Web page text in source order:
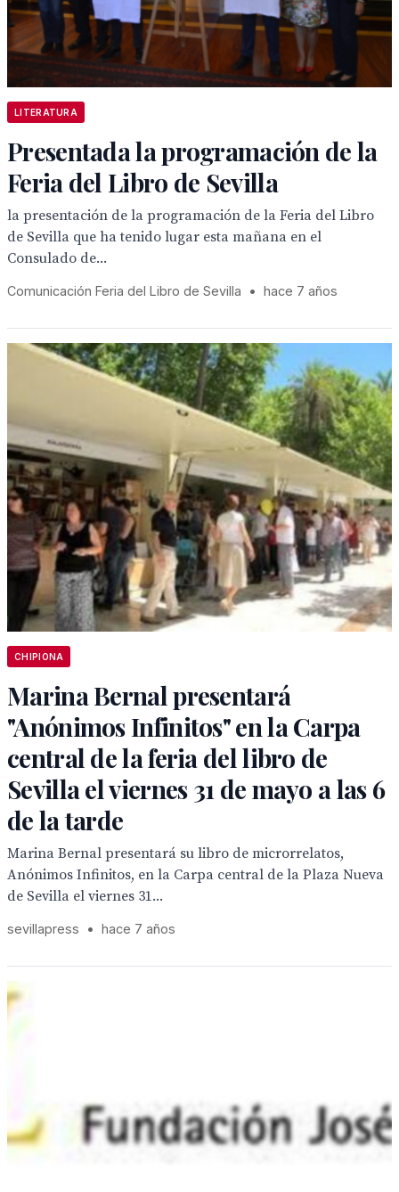
LITERATURA
Presentada la programación de la
Feria del Libro de Sevilla
la presentación de la programación de la Feria del Libro
de Sevilla que ha tenido lugar esta mañana en el
Consulado de...
Comunicación Feria del Libro de Sevilla • hace 7 años
CHIPIONA
Marina Bernal presentará
"Anónimos Infinitos" en la Carpa
central de la feria del libro de
Sevilla el viernes 31 de mayo a las 6
de la tarde
Marina Bernal presentará su libro de microrrelatos,
Anónimos Infinitos, en la Carpa central de la Plaza Nueva
de Sevilla el viernes 31...
sevillapress • hace 7 años